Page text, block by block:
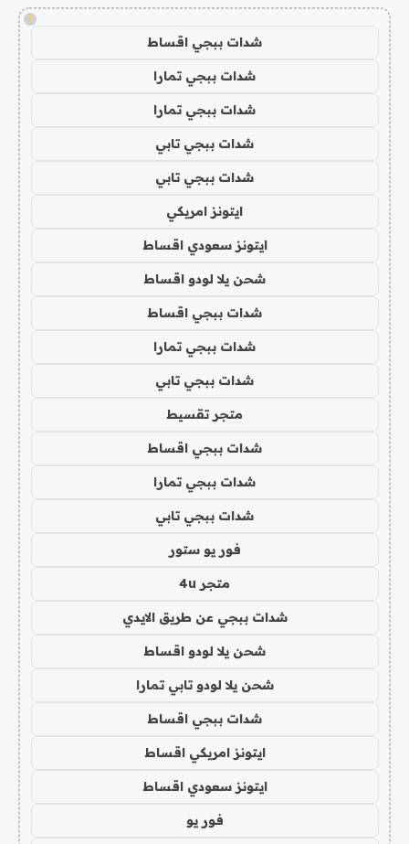
!
شدات ببجي اقساط
شدات ببجي تمارا
شدات ببجي تمارا
شدات ببجي تابي
شدات ببجي تابي
ايتونز امريكي
ايتونز سعودي اقساط
شحن يلا لودو اقساط
شدات ببجي اقساط
شدات ببجي تمارا
شدات ببجي تابي
متجر تقسيط
شدات ببجي اقساط
شدات ببجي تمارا
شدات ببجي تابي
فور يو ستور
متجر 4u
شدات ببجي عن طريق الايدي
شحن يلا لودو اقساط
شحن يلا لودو تابي تمارا
شدات ببجي اقساط
ايتونز امريكي اقساط
ايتونز سعودي اقساط
فور يو